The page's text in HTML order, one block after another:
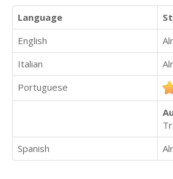
Language
English
Italian
Portuguese
Spanish